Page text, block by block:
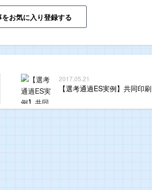
をお気に入り登録する
2017.05.21
【選考通過ES実例】共同印刷